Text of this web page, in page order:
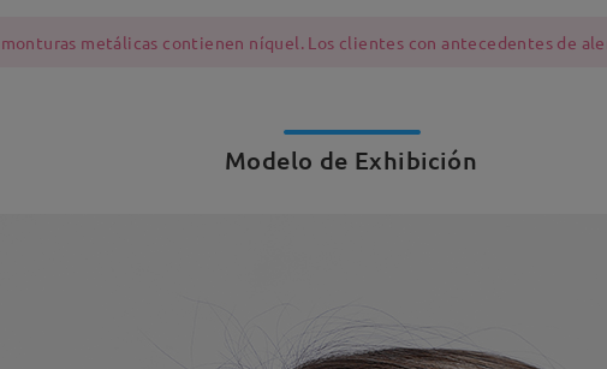
metálicas contienen níquel. Los clientes con antecedentes de
Modelo de Exhibición